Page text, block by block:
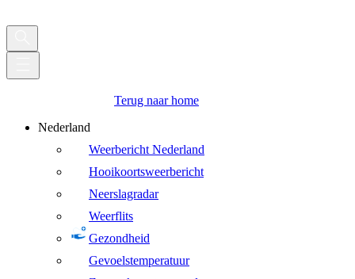
Terug naar home
Nederland
Weerbericht Nederland
Hooikoortsweerbericht
Neerslagradar
Weerflits
Gezondheid
Gevoelstemperatuur